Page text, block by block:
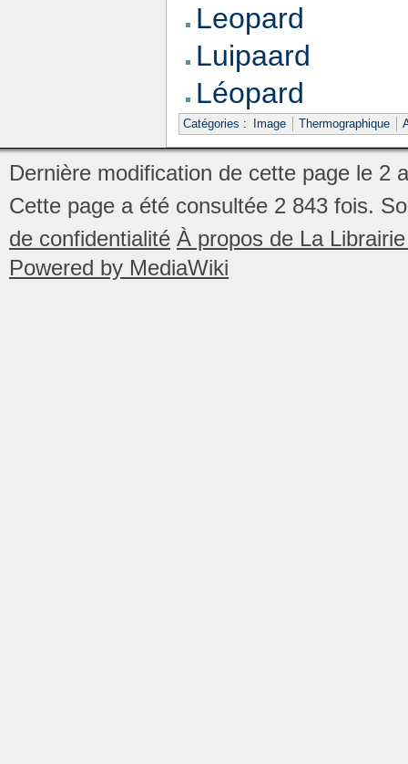
Leopard
Luipaard
Léopard
Catégories : Image Thermographique
Dernière modification de cette page le 2
Cette page a été consultée 2 843 fois.
de confidentialité À propos de La
Powered by MediaWiki